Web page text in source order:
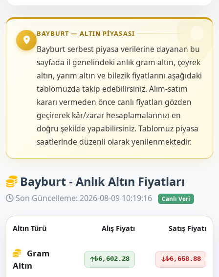
BAYBURT — ALTIN PIYASASI
Bayburt serbest piyasa verilerine dayanan bu
sayfada il genelindeki anlık gram altın, çeyrek
altın, yarım altın ve bilezik fiyatlarını aşağıdaki
tablomuzda takip edebilirsiniz. Alım-satım
kararı vermeden önce canlı fiyatları gözden
geçirerek kâr/zarar hesaplamalarınızı en
doğru şekilde yapabilirsiniz. Tablomuz piyasa
saatlerinde düzenli olarak yenilenmektedir.
Bayburt - Anlık Altın Fiyatları
Son Güncelleme: 2026-08-09 10:19:16 Canlı Veri
Altın Türü Alış Fiyatı Satış Fiyatı
Gram
Altın
₺6,602.28 ₺6,658.88